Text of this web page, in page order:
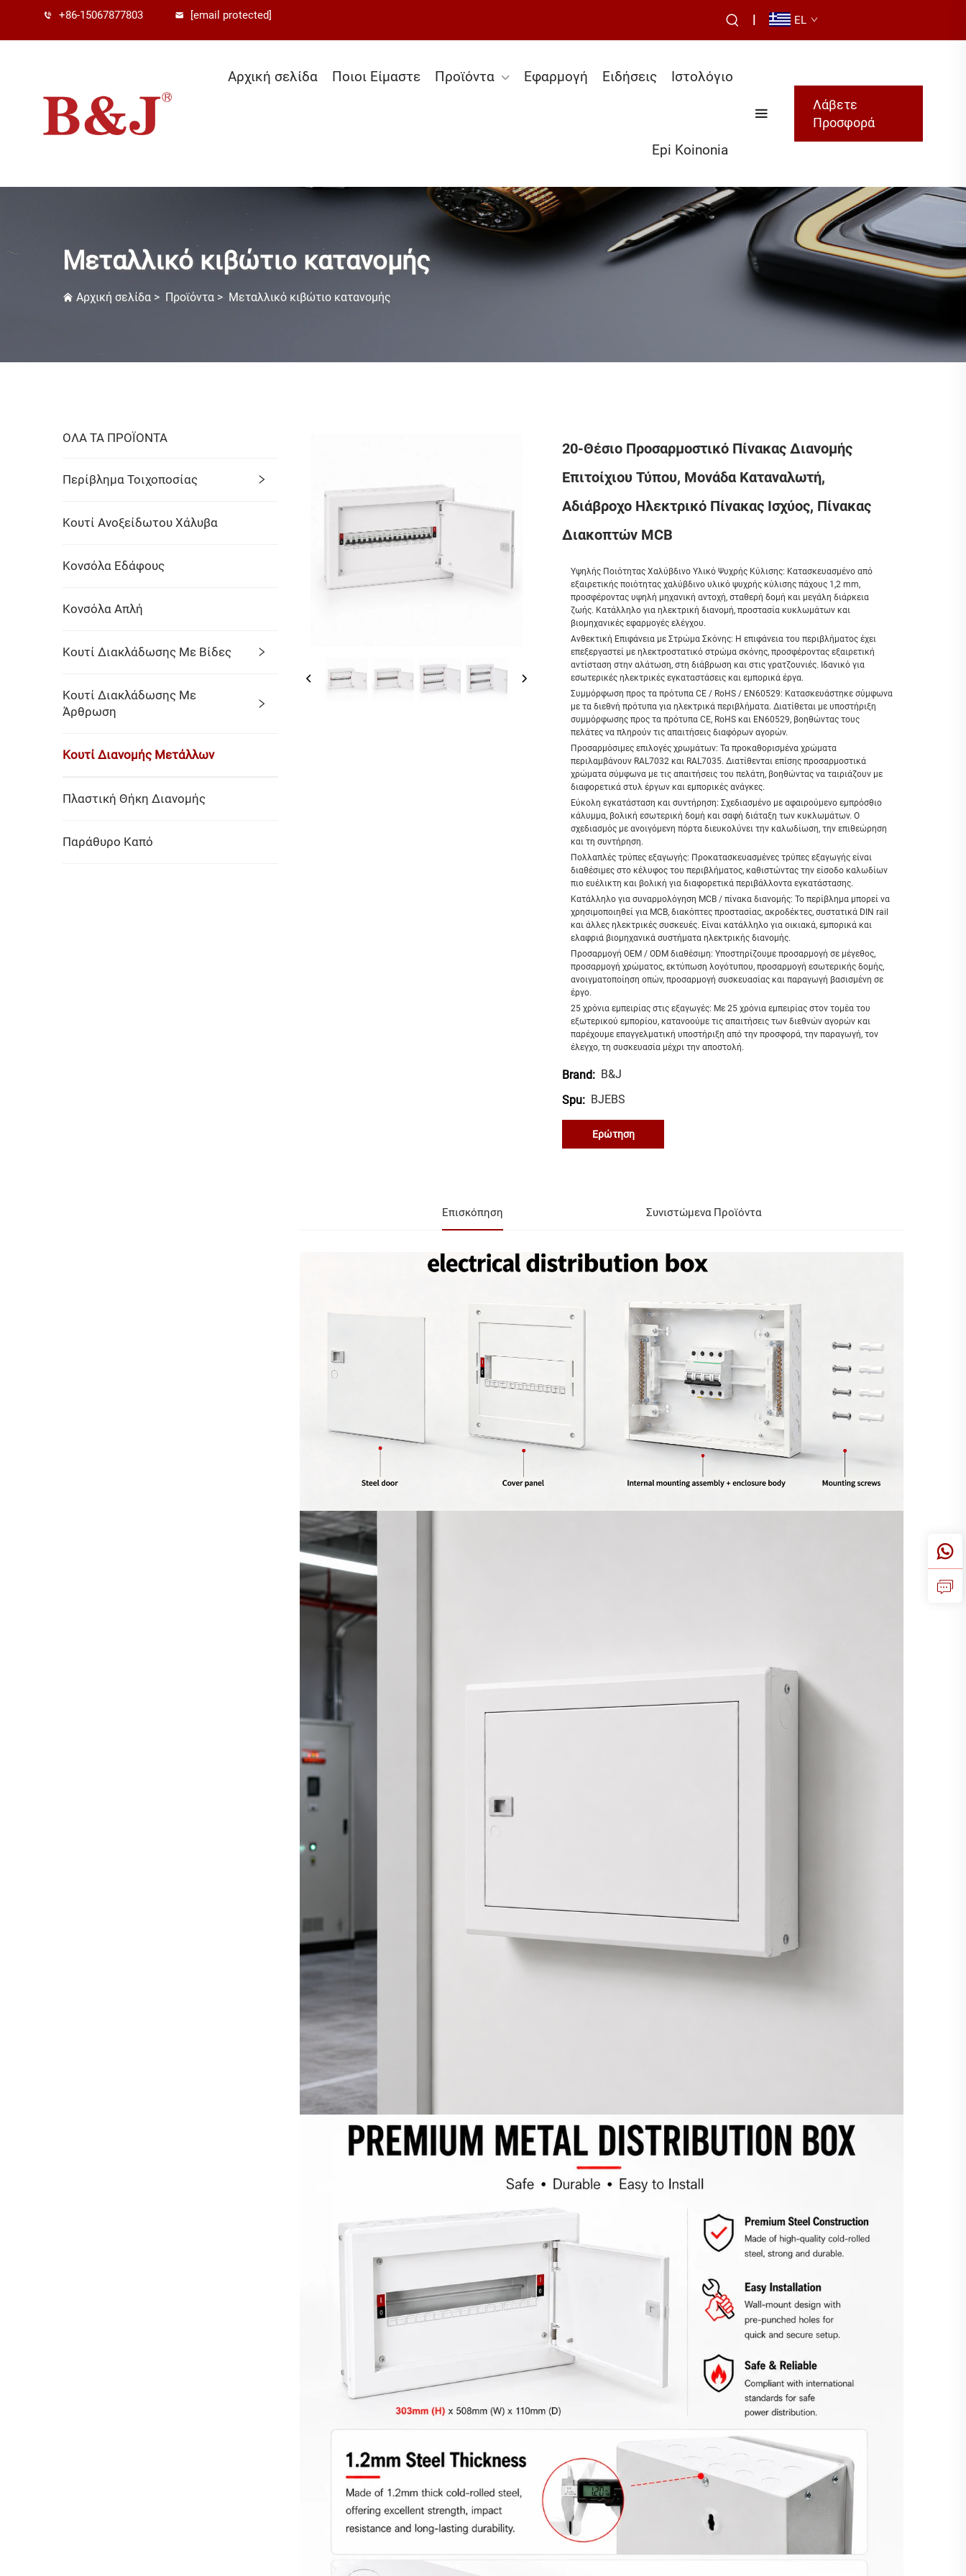
+86-15067877803 [email protected] | EL
Αρχική σελίδα Ποιοι Είμαστε Προϊόντα Εφαρμογή Ειδήσεις Ιστολόγιο
Epi Koinonia
Λάβετε
Προσφορά
Μεταλλικό κιβώτιο κατανομής
Αρχική σελίδα > Προϊόντα > Μεταλλικό κιβώτιο κατανομής
ΟΛΑ ΤΑ ΠΡΟΪΟΝΤΑ
Περίβλημα Τοιχοποσίας
Κουτί Ανοξείδωτου Χάλυβα
Κονσόλα Εδάφους
Κονσόλα Απλή
Κουτί Διακλάδωσης Με Βίδες
Κουτί Διακλάδωσης Με
Άρθρωση
Κουτί Διανομής Μετάλλων
Πλαστική Θήκη Διανομής
Παράθυρο Καπό
20-Θέσιο Προσαρμοστικό Πίνακας Διανομής
Επιτοίχιου Τύπου, Μονάδα Καταναλωτή,
Αδιάβροχο Ηλεκτρικό Πίνακας Ισχύος, Πίνακας
Διακοπτών MCB
Υψηλής Ποιότητας Χαλύβδινο Υλικό Ψυχρής Κύλισης: Κατασκευασμένο από
εξαιρετικής ποιότητας χαλύβδινο υλικό ψυχρής κύλισης πάχους 1,2 mm,
προσφέροντας υψηλή μηχανική αντοχή, σταθερή δομή και μεγάλη διάρκεια
ζωής. Κατάλληλο για ηλεκτρική διανομή, προστασία κυκλωμάτων και
βιομηχανικές εφαρμογές ελέγχου.
Ανθεκτική Επιφάνεια με Στρώμα Σκόνης: Η επιφάνεια του περιβλήματος έχει
επεξεργαστεί με ηλεκτροστατικό στρώμα σκόνης, προσφέροντας εξαιρετική
αντίσταση στην αλάτωση, στη διάβρωση και στις γρατζουνιές. Ιδανικό για
εσωτερικές ηλεκτρικές εγκαταστάσεις και εμπορικά έργα.
Συμμόρφωση προς τα πρότυπα CE / RoHS / EN60529: Κατασκευάστηκε σύμφωνα
με τα διεθνή πρότυπα για ηλεκτρικά περιβλήματα. Διατίθεται με υποστήριξη
συμμόρφωσης προς τα πρότυπα CE, RoHS και EN60529, βοηθώντας τους
πελάτες να πληρούν τις απαιτήσεις διαφόρων αγορών.
Προσαρμόσιμες επιλογές χρωμάτων: Τα προκαθορισμένα χρώματα
περιλαμβάνουν RAL7032 και RAL7035. Διατίθενται επίσης προσαρμοστικά
χρώματα σύμφωνα με τις απαιτήσεις του πελάτη, βοηθώντας να ταιριάζουν με
διαφορετικά στυλ έργων και εμπορικές ανάγκες.
Εύκολη εγκατάσταση και συντήρηση: Σχεδιασμένο με αφαιρούμενο εμπρόσθιο
κάλυμμα, βολική εσωτερική δομή και σαφή διάταξη των κυκλωμάτων. Ο
σχεδιασμός με ανοιγόμενη πόρτα διευκολύνει την καλωδίωση, την επιθεώρηση
και τη συντήρηση.
Πολλαπλές τρύπες εξαγωγής: Προκατασκευασμένες τρύπες εξαγωγής είναι
διαθέσιμες στο κέλυφος του περιβλήματος, καθιστώντας την είσοδο καλωδίων
πιο ευέλικτη και βολική για διαφορετικά περιβάλλοντα εγκατάστασης.
Κατάλληλο για συναρμολόγηση MCB / πίνακα διανομής: Το περίβλημα μπορεί να
χρησιμοποιηθεί για MCB, διακόπτες προστασίας, ακροδέκτες, συστατικά DIN rail
και άλλες ηλεκτρικές συσκευές. Είναι κατάλληλο για οικιακά, εμπορικά και
ελαφριά βιομηχανικά συστήματα ηλεκτρικής διανομής.
Προσαρμογή OEM / ODM διαθέσιμη: Υποστηρίζουμε προσαρμογή σε μέγεθος,
προσαρμογή χρώματος, εκτύπωση λογότυπου, προσαρμογή εσωτερικής δομής,
ανοιγματοποίηση οπών, προσαρμογή συσκευασίας και παραγωγή βασισμένη σε
έργο.
25 χρόνια εμπειρίας στις εξαγωγές: Με 25 χρόνια εμπειρίας στον τομέα του
εξωτερικού εμπορίου, κατανοούμε τις απαιτήσεις των διεθνών αγορών και
παρέχουμε επαγγελματική υποστήριξη από την προσφορά, την παραγωγή, τον
έλεγχο, τη συσκευασία μέχρι την αποστολή.
Brand: B&J
Spu: BJEBS
Ερώτηση
Επισκόπηση Συνιστώμενα Προϊόντα